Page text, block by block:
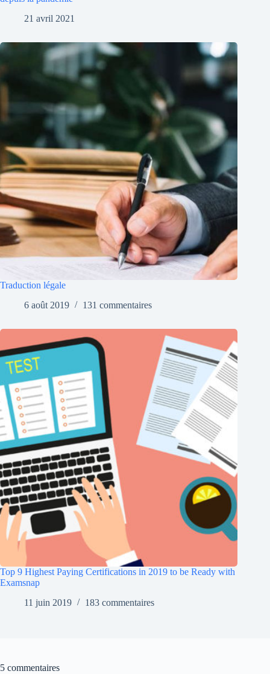
21 avril 2021
Traduction légale
6 août 2019
131 commentaires
Top 9 Highest Paying Certifications in 2019 to be Ready with
Examsnap
11 juin 2019
183 commentaires
5 commentaires